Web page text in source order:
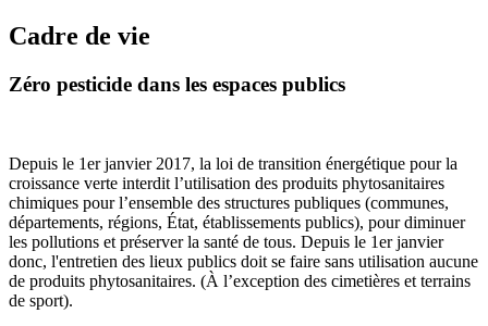
Cadre de vie
Zéro pesticide dans les espaces publics
Depuis le 1er janvier 2017, la loi de transition énergétique pour la
croissance verte interdit l’utilisation des produits phytosanitaires
chimiques pour l’ensemble des structures publiques (communes,
départements, régions, État, établissements publics), pour diminuer
les pollutions et préserver la santé de tous. Depuis le 1er janvier
donc, l'entretien des lieux publics doit se faire sans utilisation aucune
de produits phytosanitaires. (À l’exception des cimetières et terrains
de sport).